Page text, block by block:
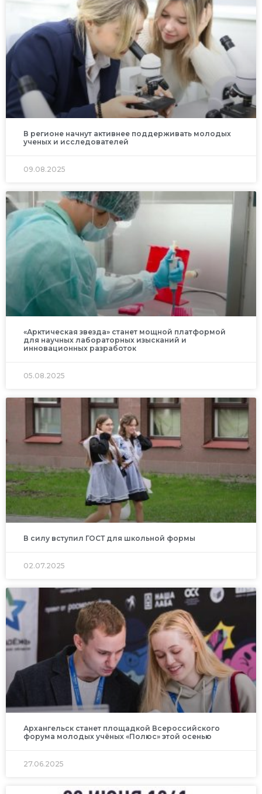
В регионе начнут активнее поддерживать молодых
ученых и исследователей
09.08.2025
«Арктическая звезда» станет мощной платформой
для научных лабораторных изысканий и
инновационных разработок
05.08.2025
В силу вступил ГОСТ для школьной формы
02.07.2025
Архангельск станет площадкой Всероссийского
форума молодых учёных «Полюс» этой осенью
27.06.2025